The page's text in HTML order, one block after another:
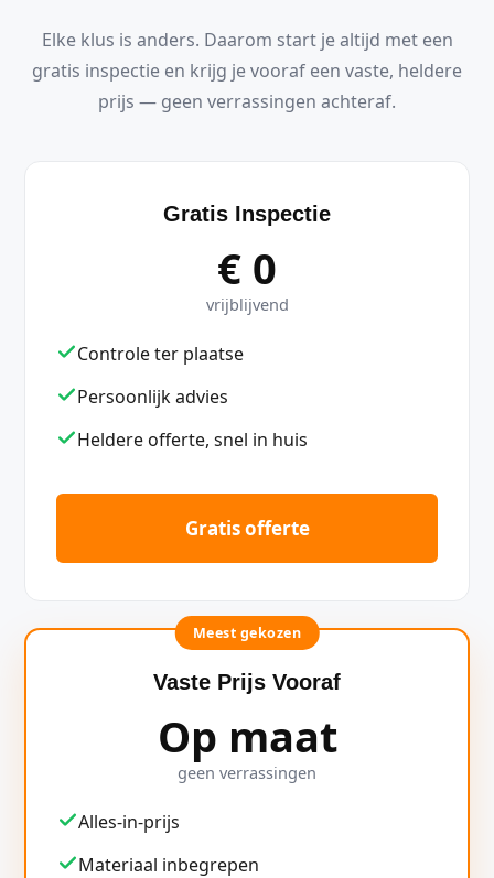
Elke klus is anders. Daarom start je altijd met een
gratis inspectie en krijg je vooraf een vaste, heldere
prijs — geen verrassingen achteraf.
Gratis Inspectie
€ 0
vrijblijvend
Controle ter plaatse
Persoonlijk advies
Heldere offerte, snel in huis
Gratis offerte
Meest gekozen
Vaste Prijs Vooraf
Op maat
geen verrassingen
Alles-in-prijs
Materiaal inbegrepen